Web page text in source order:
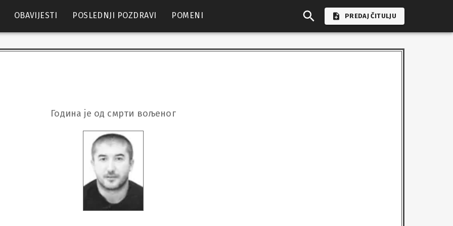
OBAVIJESTI POSLEDNJI POZDRAVI POMENI PREDAJ ČITULJU
Година је од смрти вољеног